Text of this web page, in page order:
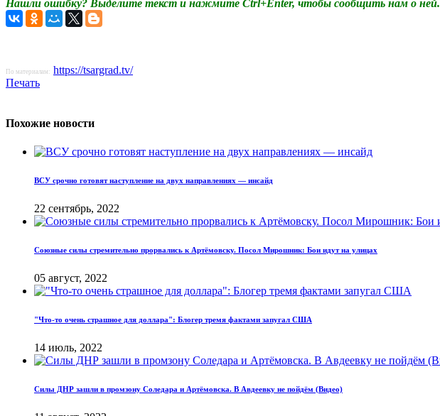
Нашли ошибку? Выделите текст и нажмите Ctrl+Enter, чтобы сообщить нам о ней.
По материалам: https://tsargrad.tv/
Печать
Похожие новости
ВСУ срочно готовят наступление на двух направлениях — инсайд
22 сентябрь, 2022
Союзные силы стремительно прорвались к Артёмовску. Посол Мирошник: Бои идут на улицах
05 август, 2022
"Что-то очень страшное для доллара": Блогер тремя фактами запугал США
14 июль, 2022
Силы ДНР зашли в промзону Соледара и Артёмовска. В Авдеевку не пойдём (Видео)